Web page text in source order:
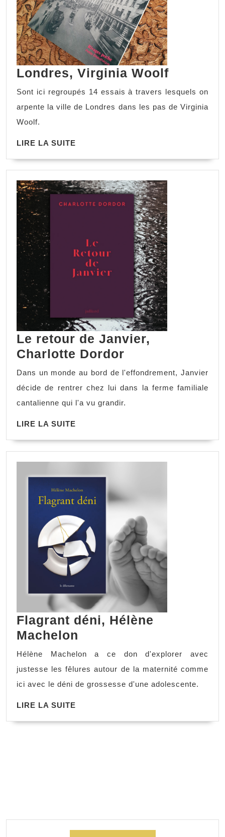
Londres, Virginia Woolf
Sont ici regroupés 14 essais à travers lesquels on
arpente la ville de Londres dans les pas de Virginia
Woolf.
LIRE LA SUITE
Le retour de Janvier,
Charlotte Dordor
Dans un monde au bord de l'effondrement, Janvier
décide de rentrer chez lui dans la ferme familiale
cantalienne qui l'a vu grandir.
LIRE LA SUITE
Flagrant déni, Hélène
Machelon
Hélène Machelon a ce don d'explorer avec
justesse les fêlures autour de la maternité comme
ici avec le déni de grossesse d'une adolescente.
LIRE LA SUITE